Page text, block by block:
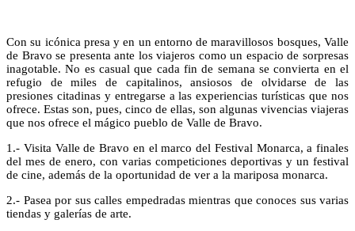
Con su icónica presa y en un entorno de maravillosos bosques, Valle
de Bravo se presenta ante los viajeros como un espacio de sorpresas
inagotable. No es casual que cada fin de semana se convierta en el
refugio de miles de capitalinos, ansiosos de olvidarse de las
presiones citadinas y entregarse a las experiencias turísticas que nos
ofrece. Estas son, pues, cinco de ellas, son algunas vivencias viajeras
que nos ofrece el mágico pueblo de Valle de Bravo.
1.- Visita Valle de Bravo en el marco del Festival Monarca, a finales
del mes de enero, con varias competiciones deportivas y un festival
de cine, además de la oportunidad de ver a la mariposa monarca.
2.- Pasea por sus calles empedradas mientras que conoces sus varias
tiendas y galerías de arte.